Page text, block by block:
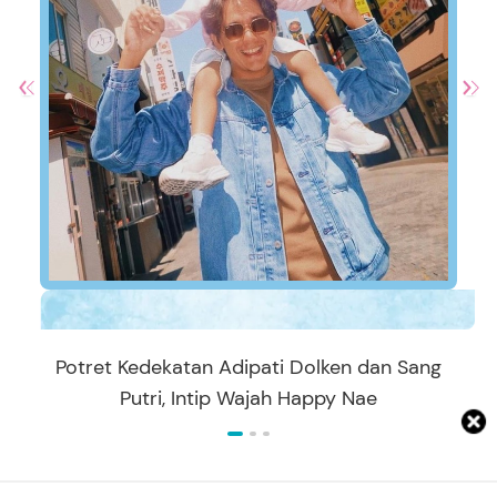
Potret Kedekatan Adipati Dolken dan Sang
Putri, Intip Wajah Happy Nae